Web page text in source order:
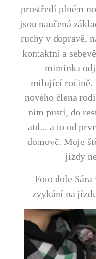
prostředí plném
jsou naučená
ruchy v dopravě,
kontaktní a
miminka
milující rodině.
nového člena
ním pustí, do
atd... a to od
domově. Moje
jízdy
Foto dole Sára
zvykání na